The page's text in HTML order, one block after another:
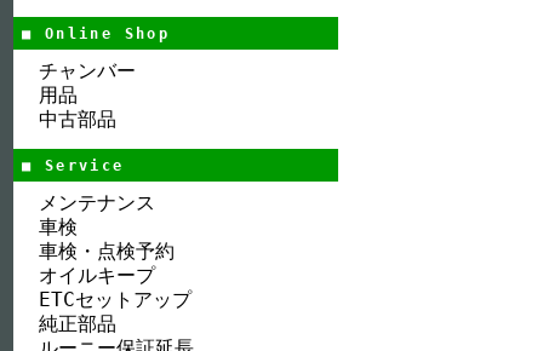
■ Online Shop
チャンバー
用品
中古部品
■ Service
メンテナンス
車検
車検・点検予約
オイルキープ
ETCセットアップ
純正部品